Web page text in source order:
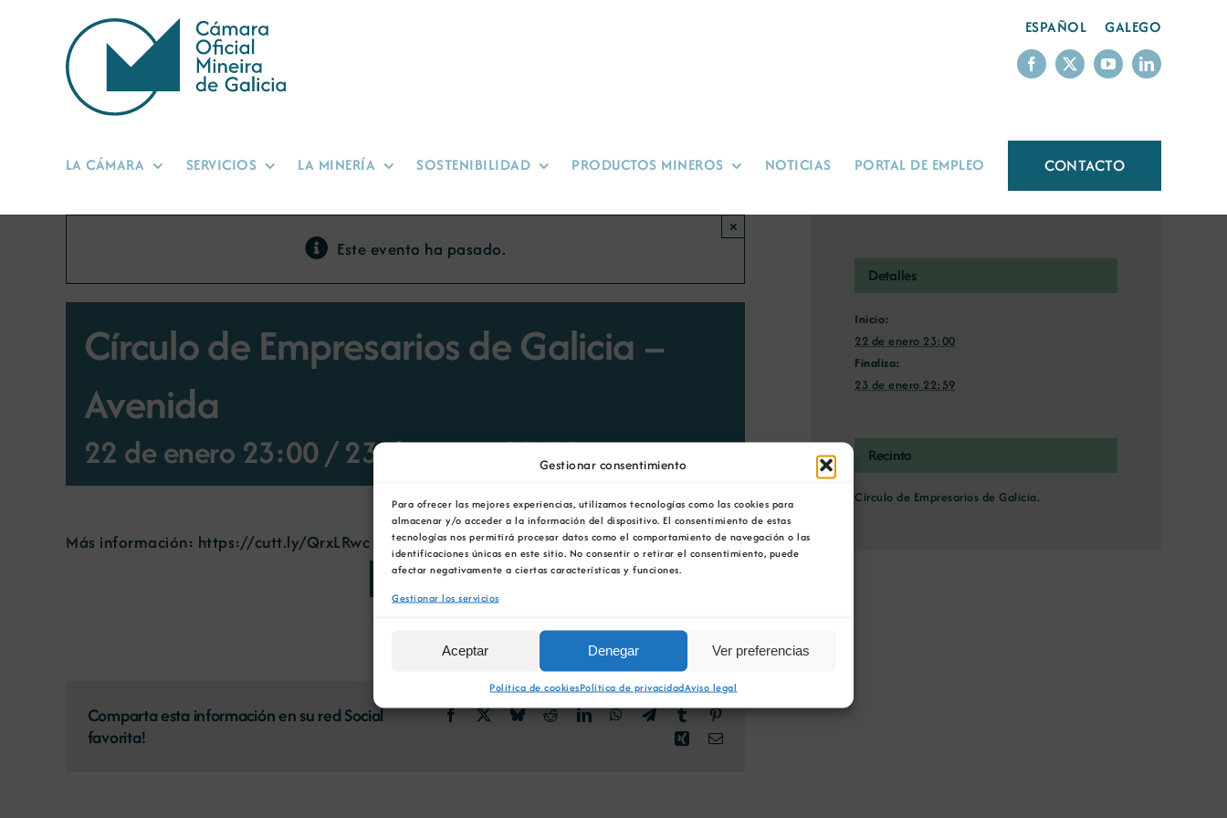
Gestionar consentimiento
Para ofrecer las mejores experiencias, utilizamos tecnologías como las cookies para
almacenar y/o acceder a la información del dispositivo. El consentimiento de estas
tecnologías nos permitirá procesar datos como el comportamiento de navegación o las
identificaciones únicas en este sitio. No consentir o retirar el consentimiento, puede
afectar negativamente a ciertas características y funciones.
Gestionar los servicios
Aceptar Denegar Ver preferencias
Política de cookiesPolítica de privacidadAviso legal
contenido
ESPAÑOL GALEGO
LA CÁMARA SERVICIOS LA MINERÍA SOSTENIBILIDAD PRODUCTOS MINEROS NOTICIAS PORTAL DE EMPLEO CONTACTO
Este evento ha pasado.
×
Círculo de Empresarios de Galicia –
Avenida
22 de enero 23:00/23 de enero 22:59
Más información: https://cutt.ly/QrxLRwc
AÑADIR AL CALENDARIO
Comparta esta información en su red Social
favorita!
Facebook BlueskyRedditLinkedInWhatsApp
TelegramTumblr
XingCorreo
Detalles
Inicio:
22 de enero 23:00
Finaliza:
23 de enero 22:59
Recinto
Círculo de Empresarios de Galicia.